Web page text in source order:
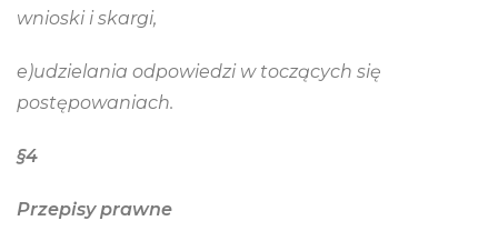
wnioski i skargi,
e)udzielania odpowiedzi w toczących się
postępowaniach.
§4
Przepisy prawne